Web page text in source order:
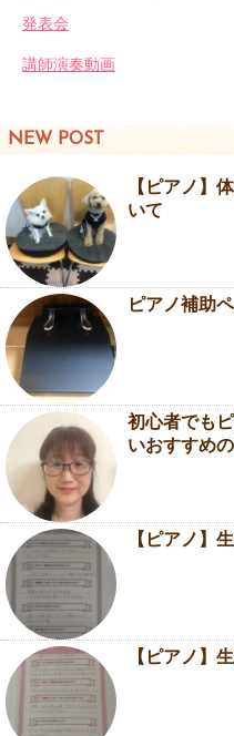
発表会
講師演奏動画
NEW POST
【ピアノ】
いて
ピアノ補助
初心者でも
いおすすめ
【ピアノ】
【ピアノ】